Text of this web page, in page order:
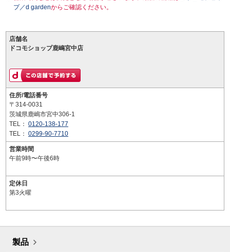
プ／d gardenからご確認ください。
店舗名
ドコモショップ鹿嶋宮中店
住所/電話番号
〒314-0031
茨城県鹿嶋市宮中306-1
TEL： 0120-138-177
TEL： 0299-90-7710
営業時間
午前9時〜午後6時
定休日
第3火曜
製品